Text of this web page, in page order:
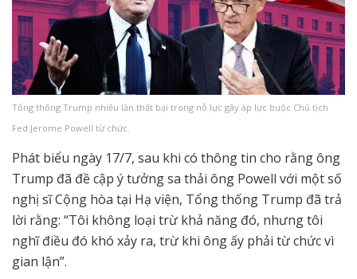
Tổng thống Trump nhiều lần thất bại trong nỗ lực gây áp lực buộc Chủ tịch
Fed Jerome Powell từ chức.
Phát biểu ngày 17/7, sau khi có thông tin cho rằng ông
Trump đã đề cập ý tưởng sa thải ông Powell với một số
nghị sĩ Cộng hòa tại Hạ viện, Tổng thống Trump đã trả
lời rằng: “Tôi không loại trừ khả năng đó, nhưng tôi
nghĩ điều đó khó xảy ra, trừ khi ông ấy phải từ chức vì
gian lận”.